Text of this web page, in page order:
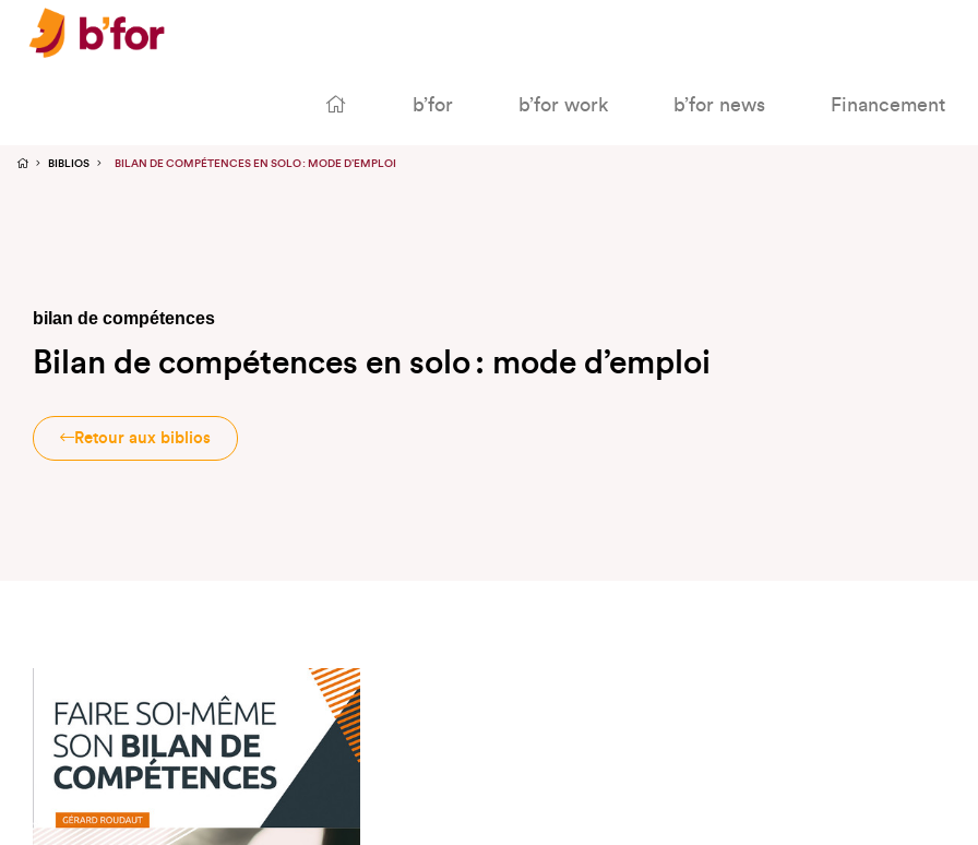
b’for b’for work b’for news Financement
BIBLIOS BILAN DE COMPÉTENCES EN SOLO : MODE D’EMPLOI
bilan de compétences
Bilan de compétences en solo : mode d’emploi
Retour aux biblios